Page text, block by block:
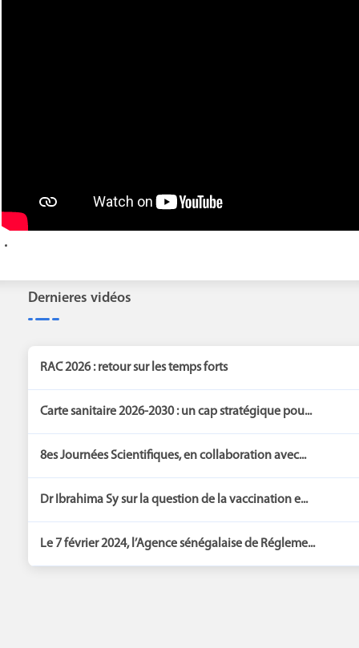
Dernieres vidéos
RAC 2026 : retour sur les temps forts
Carte sanitaire 2026-2030 : un cap stratégique pou...
8es Journées Scientifiques, en collaboration avec...
Dr Ibrahima Sy sur la question de la vaccination e...
Le 7 février 2024, l’Agence sénégalaise de Régleme...